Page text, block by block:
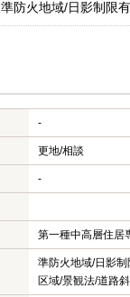
準防火地域/日影制限
-
更地/相談
-
第一種中高層住居
準防火地域/日影制
区域/景観法/道路